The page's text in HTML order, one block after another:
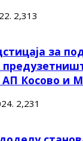
2,313
за
АП Косово и
2,231